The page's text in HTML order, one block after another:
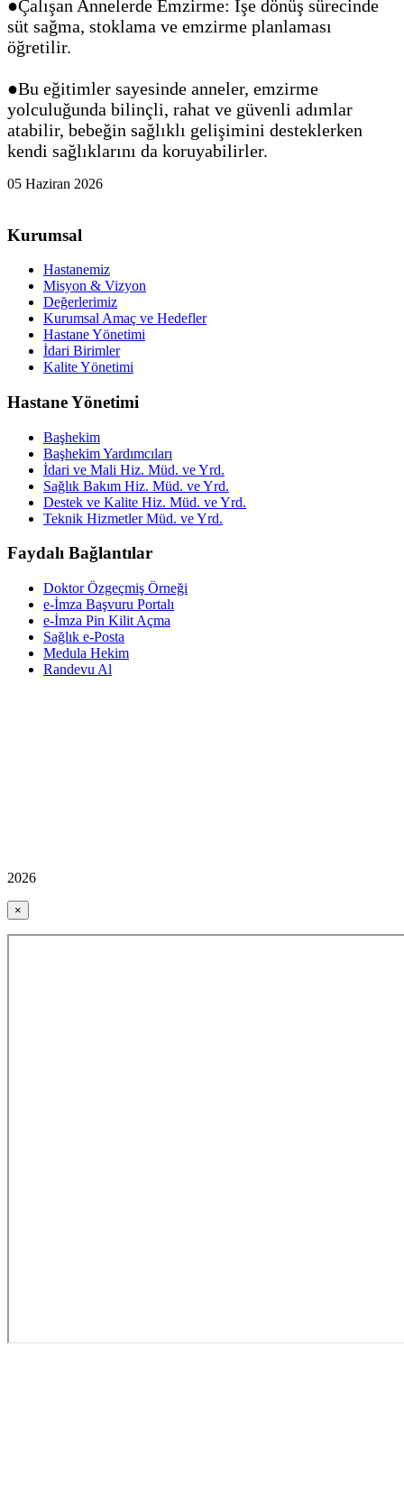
●Çalışan Annelerde Emzirme: İşe dönüş sürecinde
süt sağma, stoklama ve emzirme planlaması
öğretilir.
●Bu eğitimler sayesinde anneler, emzirme
yolculuğunda bilinçli, rahat ve güvenli adımlar
atabilir, bebeğin sağlıklı gelişimini desteklerken
kendi sağlıklarını da koruyabilirler.
05 Haziran 2026
Kurumsal
Hastanemiz
Misyon & Vizyon
Değerlerimiz
Kurumsal Amaç ve Hedefler
Hastane Yönetimi
İdari Birimler
Kalite Yönetimi
Hastane Yönetimi
Başhekim
Başhekim Yardımcıları
İdari ve Mali Hiz. Müd. ve Yrd.
Sağlık Bakım Hiz. Müd. ve Yrd.
Destek ve Kalite Hiz. Müd. ve Yrd.
Teknik Hizmetler Müd. ve Yrd.
Faydalı Bağlantılar
Doktor Özgeçmiş Örneği
e-İmza Başvuru Portalı
e-İmza Pin Kilit Açma
Sağlık e-Posta
Medula Hekim
Randevu Al
2026
×